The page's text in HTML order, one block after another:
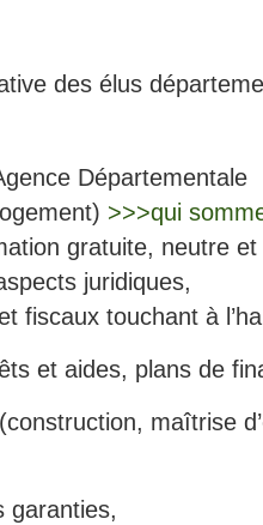
des élus
Départementale
>>>qui
gratuite, neutre et
juridiques,
fiscaux touchant à
et aides, plans de
maîtrise
garanties,